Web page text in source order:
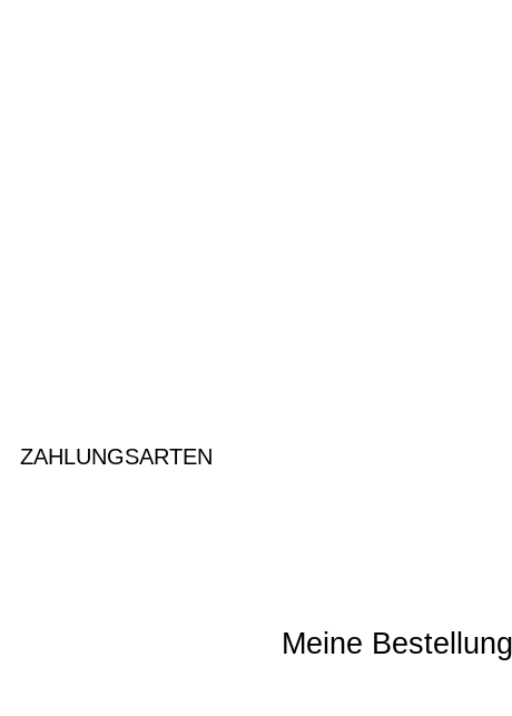
ZAHLUNGSARTEN
Meine